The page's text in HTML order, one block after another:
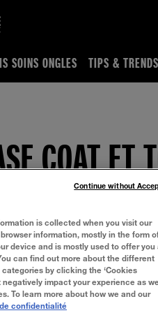
SOINS ONGLES TIPS & TRENDS
COAT ET
de la manucure et
les sous-titres.
is collected when you visit our
information, mostly in the form
device and is mostly used to offer you
can find out more about the different
by clicking the ‘Cookies
impact your experience as we
To learn more about how we and our
confidentialité
Continue without